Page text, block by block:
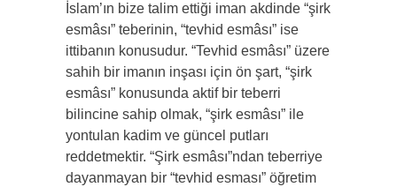
İslam’ın bize talim ettiği iman akdinde “şirk
esmâsı” teberinin, “tevhid esmâsı” ise
ittibanın konusudur. “Tevhid esmâsı” üzere
sahih bir imanın inşası için ön şart, “şirk
esmâsı” konusunda aktif bir teberri
bilincine sahip olmak, “şirk esmâsı” ile
yontulan kadim ve güncel putları
reddetmektir. “Şirk esmâsı”ndan teberriye
dayanmayan bir “tevhid esması” öğretim